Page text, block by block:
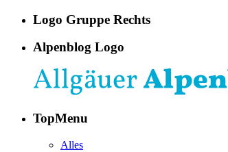
Logo Gruppe Rechts
Alpenblog Logo
TopMenu
Alles